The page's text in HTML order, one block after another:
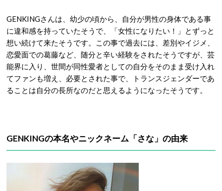
GENKINGさんは、幼少の頃から、自分が男性の身体である事
に違和感を持っていたそうで、「女性になりたい！」とずっと
想い続けて来たそうです。この事で過去には、差別やイジメ、
恋愛面での葛藤など、随分と辛い経験をされたそうですが、芸
能界に入り、世間が同性愛者としての自分をそのまま受け入れ
てファンも増え、必要とされた事で、トランスジェンダーであ
ることは自分の長所なのだと思えるようになったそうです。
GENKINGの本名やニックネーム「さな」の由来